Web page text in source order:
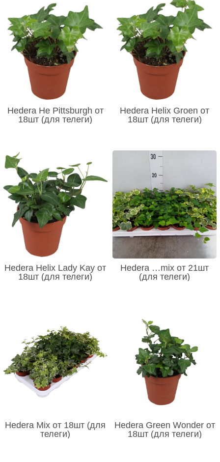
Hedera He Pittsburgh от
18шт (для телеги)
Hedera Helix Groen от
18шт (для телеги)
Hedera Helix Lady Kay от
18шт (для телеги)
Hedera …mix от 21шт
(для телеги)
Hedera Mix от 18шт (для
телеги)
Hedera Green Wonder от
18шт (для телеги)